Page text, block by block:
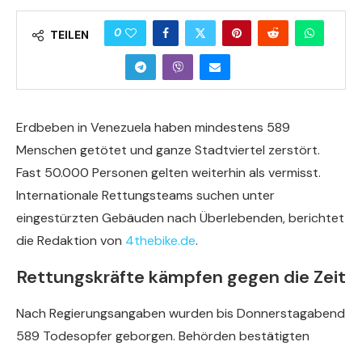
TEILEN 0
Erdbeben in Venezuela haben mindestens 589
Menschen getötet und ganze Stadtviertel zerstört.
Fast 50.000 Personen gelten weiterhin als vermisst.
Internationale Rettungsteams suchen unter
eingestürzten Gebäuden nach Überlebenden, berichtet
die Redaktion von 4thebike.de.
Rettungskräfte kämpfen gegen die Zeit
Nach Regierungsangaben wurden bis Donnerstagabend
589 Todesopfer geborgen. Behörden bestätigten